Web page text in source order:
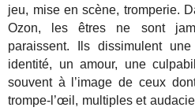
jeu, mise en scène, tromperie.
Ozon, les êtres ne sont
paraissent. Ils dissimulent
identité, un amour, une
souvent à l’image de ceux
trompe-l’œil, multiples et